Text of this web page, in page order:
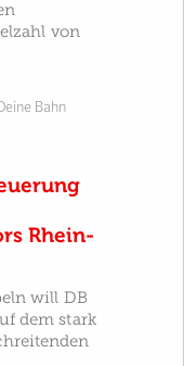
von
Bahn
Rhein-
will DB
dem stark